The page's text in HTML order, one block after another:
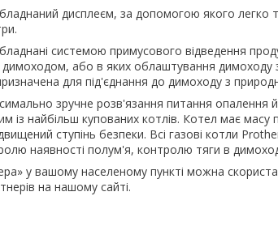
дисплеєм, за допомогою якого легко
системою примусового відведення
або в яких облаштування
для під'єднання до димоходу з
зручне розв'язання питання опалення
із найбільш купованих котлів. Котел має масу
ступінь безпеки. Всі газові котли
наявності полум'я, контролю тяги в
у вашому населеному пункті можна
на нашому сайті.